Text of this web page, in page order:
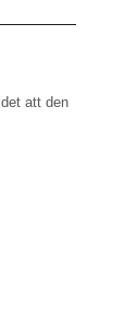
att den